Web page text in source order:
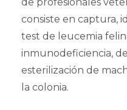
de profesionales
consiste en captura,
test de leucemia
inmunodeficiencia,
esterilización de
la colonia.